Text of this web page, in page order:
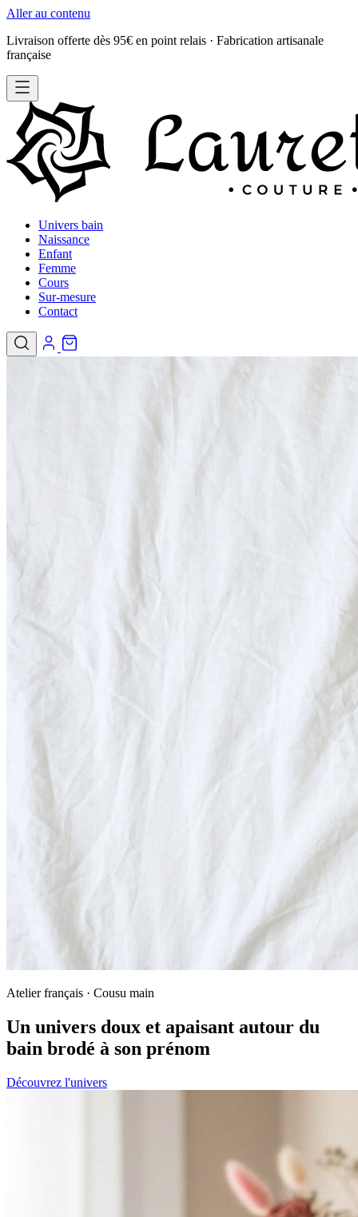
Aller au contenu
Livraison offerte dès 95€ en point relais · Fabrication artisanale
française
Univers bain
Naissance
Enfant
Femme
Cours
Sur-mesure
Contact
Atelier français · Cousu main
Un univers doux et apaisant autour du
bain brodé à son prénom
Découvrez l'univers